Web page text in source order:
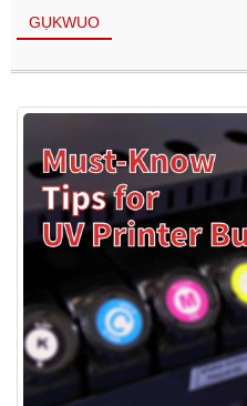
GỤKWUO